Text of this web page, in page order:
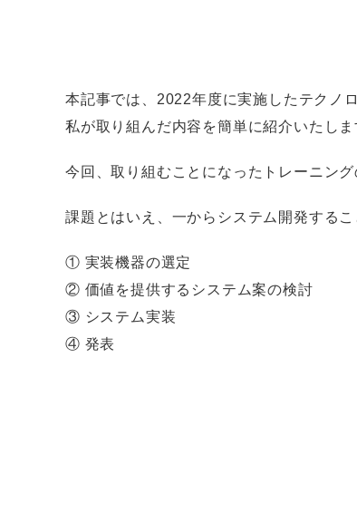
本記事では、2022年度に実施したテクノ
私が取り組んだ内容を簡単に紹介いたしま
今回、取り組むことになったトレーニン
課題とはいえ、一からシステム開発する
① 実装機器の選定
② 価値を提供するシステム案の検討
③ システム実装
④ 発表